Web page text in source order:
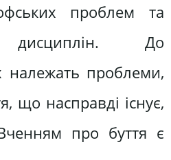
проблем та
дисциплін. До
проблеми,
що насправді існує,
про буття є